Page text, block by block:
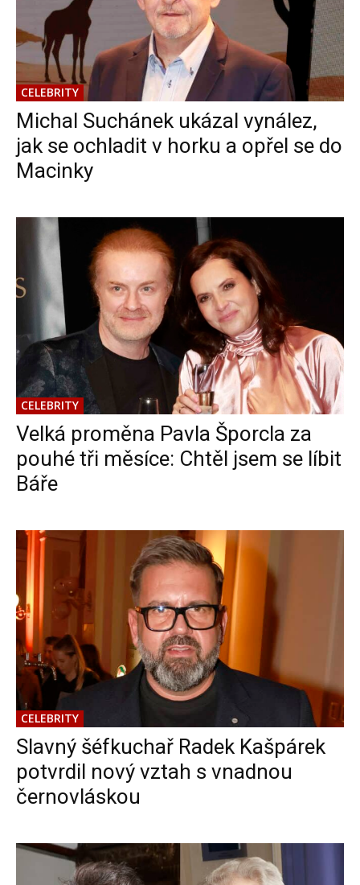
CELEBRITY
Michal Suchánek ukázal vynález,
jak se ochladit v horku a opřel se do
Macinky
CELEBRITY
Velká proměna Pavla Šporcla za
pouhé tři měsíce: Chtěl jsem se líbit
Báře
CELEBRITY
Slavný šéfkuchař Radek Kašpárek
potvrdil nový vztah s vnadnou
černovláskou